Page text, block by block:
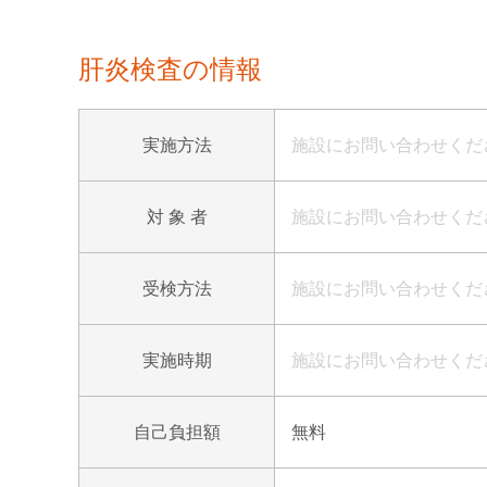
肝炎検査の情報
実施方法 施設にお問い合わせくだ
対 象 者 施設にお問い合わせくだ
受検方法 施設にお問い合わせくだ
実施時期 施設にお問い合わせくだ
自己負担額 無料